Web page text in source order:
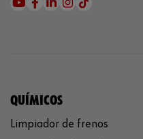
QUÍMICOS
Limpiador de frenos